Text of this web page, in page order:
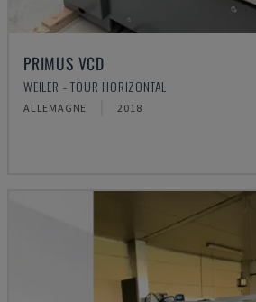
PRIMUS VCD
WEILER - TOUR HORIZONTAL
ALLEMAGNE 2018